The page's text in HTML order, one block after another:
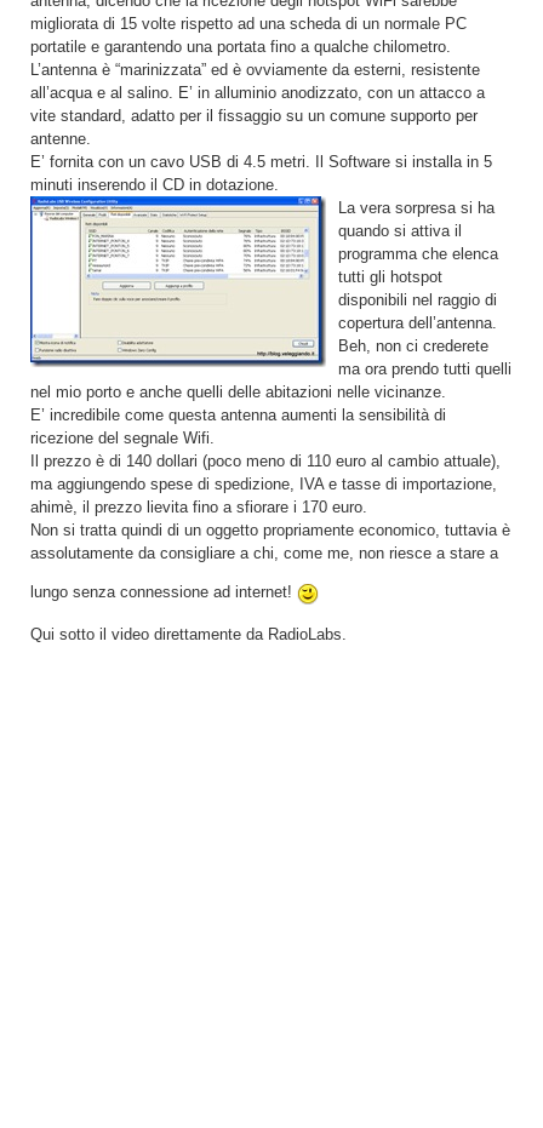
migliorata di 15 volte rispetto ad una scheda di un normale PC
portatile e garantendo una portata fino a qualche chilometro.
L’antenna è “marinizzata” ed è ovviamente da esterni, resistente
all’acqua e al salino. E’ in alluminio anodizzato, con un attacco a
vite standard, adatto per il fissaggio su un comune supporto per
antenne.
E’ fornita con un cavo USB di 4.5 metri. Il Software si installa in 5
minuti inserendo il CD in dotazione.
La vera sorpresa si ha
quando si attiva il
programma che elenca
tutti gli hotspot
disponibili nel raggio di
copertura dell’antenna.
Beh, non ci crederete
ma ora prendo tutti quelli
nel mio porto e anche quelli delle abitazioni nelle vicinanze.
E’ incredibile come questa antenna aumenti la sensibilità di
ricezione del segnale Wifi.
Il prezzo è di 140 dollari (poco meno di 110 euro al cambio attuale),
ma aggiungendo spese di spedizione, IVA e tasse di importazione,
ahimè, il prezzo lievita fino a sfiorare i 170 euro.
Non si tratta quindi di un oggetto propriamente economico, tuttavia è
assolutamente da consigliare a chi, come me, non riesce a stare a
lungo senza connessione ad internet!
Qui sotto il video direttamente da RadioLabs.